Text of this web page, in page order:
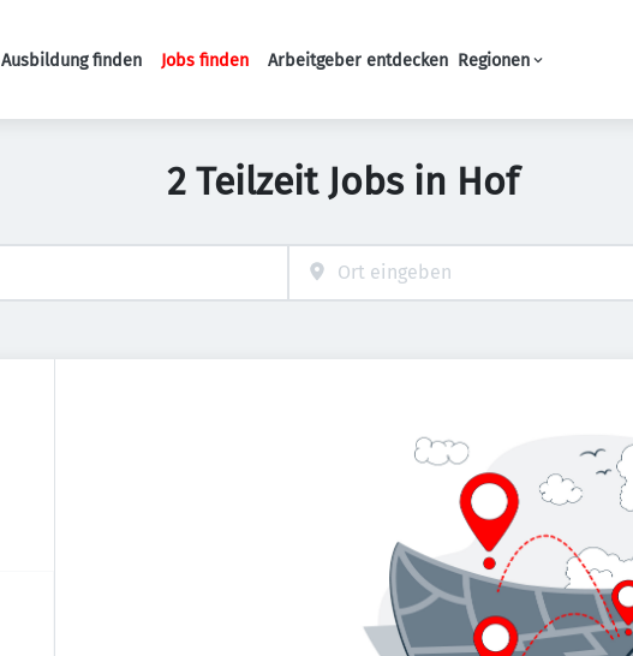
Haupt-Navigation
Ausbildung finden Jobs finden Arbeitgeber entdecken Regionen
2 Teilzeit Jobs in Hof